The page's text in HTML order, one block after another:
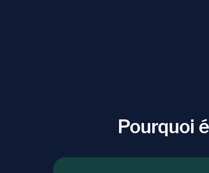
Pourquoi